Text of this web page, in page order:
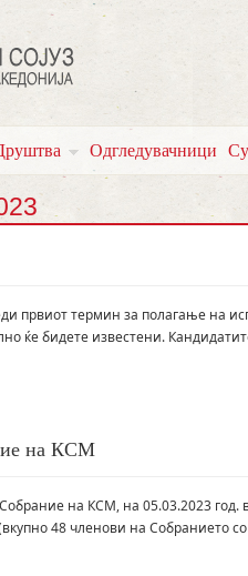
Одгледувачници
првиот термин за полагање на
ќе бидете известени.
на КСМ
на КСМ, на 05.03.2023 год.
48 членови на Собранието